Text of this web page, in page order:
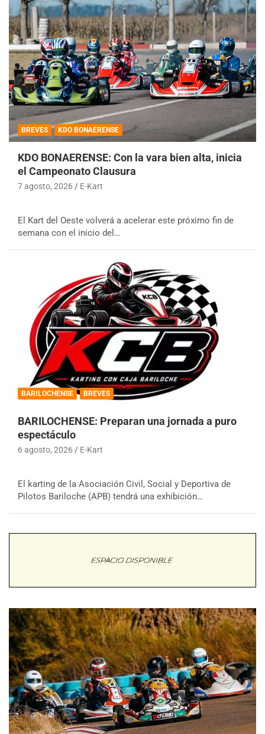
BREVES KDO BONAERENSE
KDO BONAERENSE: Con la vara bien alta, inicia
el Campeonato Clausura
7 agosto, 2026 E-Kart
El Kart del Oeste volverá a acelerar este próximo fin de
semana con el inicio del…
BARILOCHENSE BREVES
BARILOCHENSE: Preparan una jornada a puro
espectáculo
6 agosto, 2026 E-Kart
El karting de la Asociación Civil, Social y Deportiva de
Pilotos Bariloche (APB) tendrá una exhibición…